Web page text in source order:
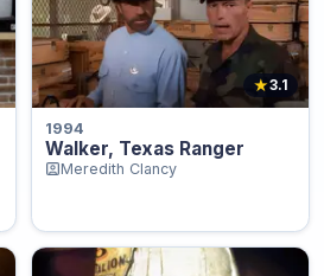
★3.1
1994
Walker, Texas Ranger
Meredith Clancy